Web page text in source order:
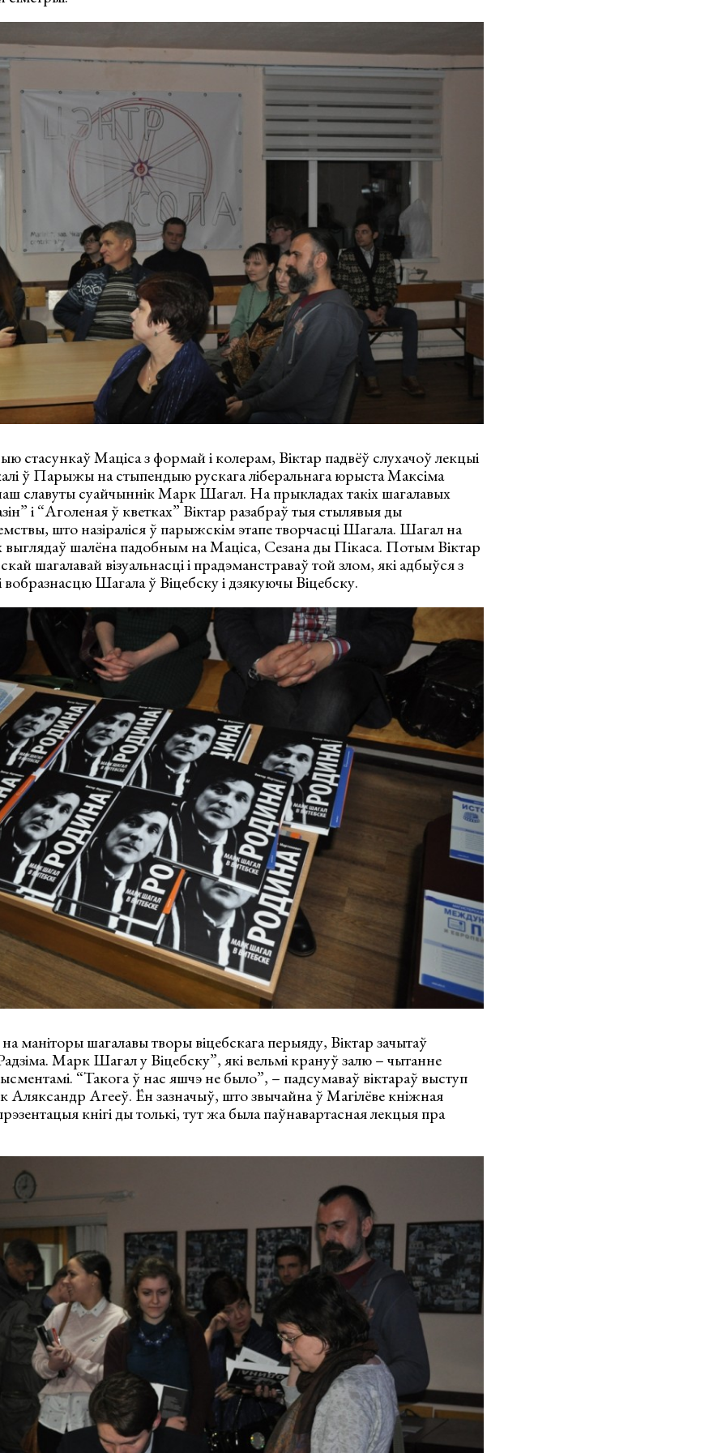
стасункаў Маціса з формай і колерам, Віктар падвёў слухачоў лекцыі
ў Парыжы на стыпендыю рускага ліберальнага юрыста Максіма
наш славуты суайчыннік Марк Шагал. На прыкладах такіх шагалавых
і “Аголеная ў кветках” Віктар разабраў тыя стылявыя ды
што назіраліся ў парыжскім этапе творчасці Шагала. Шагал на
выглядаў шалёна падобным на Маціса, Сезана ды Пікаса. Потым Віктар
шагалавай візуальнасці і прадэманстраваў той злом, які адбыўся з
Шагала ў Віцебску і дзякуючы Віцебску.
маніторы шагалавы творы віцебскага перыяду, Віктар зачытаў
Марк Шагал у Віцебску”, які вельмі крануў залю – чытанне
“Такога ў нас яшчэ не было”, – падсумаваў віктараў выступ
Аляксандр Агееў. Ён зазначыў, што звычайна ў Магілёве кніжная
кнігі ды толькі, тут жа была паўнавартасная лекцыя пра